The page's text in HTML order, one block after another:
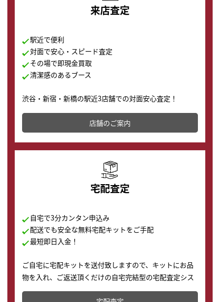
来店査定
駅近で便利
対面で安心・スピード査定
その場で即現金買取
清潔感のあるブース
渋谷・新宿・新橋の駅近3店舗での対面安心査定！
その場で現金買取致します。渋谷本店では、時計販売の
店舗を併設しており、下取りに出してお得に新しい時計
の購入もできます♪
店舗のご案内
宅配査定
自宅で3分カンタン申込み
配送でも安全な無料宅配キットをご手配
最短即日入金！
ご自宅に宅配キットを送付致しますので、キットにお品
物を入れ、ご返送頂くだけの自宅完結型の宅配査定シス
テムです。